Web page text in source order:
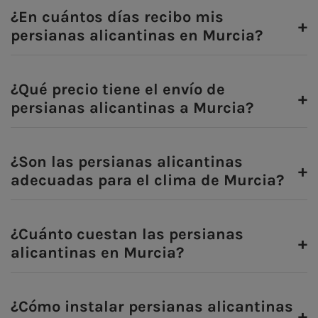
¿En cuántos días recibo mis
persianas alicantinas en Murcia?
+
¿Qué precio tiene el envío de
persianas alicantinas a Murcia?
+
¿Son las persianas alicantinas
adecuadas para el clima de Murcia?
+
¿Cuánto cuestan las persianas
alicantinas en Murcia?
+
¿Cómo instalar persianas alicantinas